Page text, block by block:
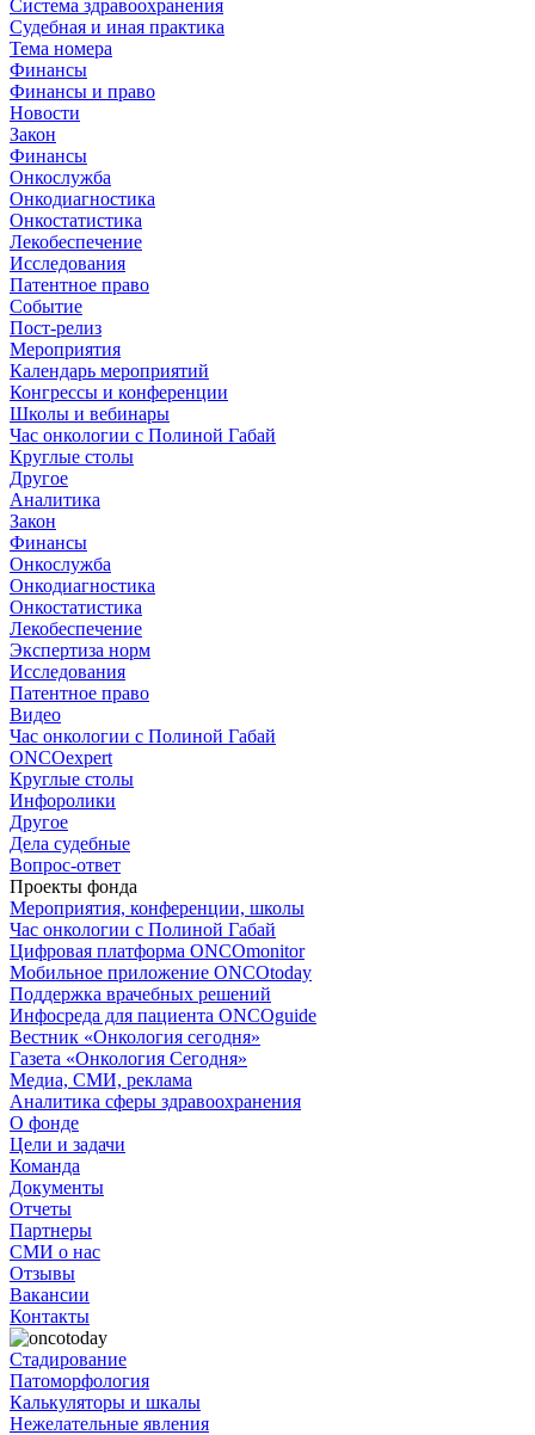
Система здравоохранения
Судебная и иная практика
Тема номера
Финансы
Финансы и право
Новости
Закон
Финансы
Онкослужба
Онкодиагностика
Онкостатистика
Лекобеспечение
Исследования
Патентное право
Событие
Пост-релиз
Мероприятия
Календарь мероприятий
Конгрессы и конференции
Школы и вебинары
Час онкологии с Полиной Габай
Круглые столы
Другое
Аналитика
Закон
Финансы
Онкослужба
Онкодиагностика
Онкостатистика
Лекобеспечение
Экспертиза норм
Исследования
Патентное право
Видео
Час онкологии с Полиной Габай
ONCOexpert
Круглые столы
Инфоролики
Другое
Дела судебные
Вопрос-ответ
Проекты фонда
Мероприятия, конференции, школы
Час онкологии с Полиной Габай
Цифровая платформа ONCOmonitor
Мобильное приложение ONCOtoday
Поддержка врачебных решений
Инфосреда для пациента ONCOguide
Вестник «Онкология сегодня»
Газета «Онкология Сегодня»
Медиа, СМИ, реклама
Аналитика сферы здравоохранения
О фонде
Цели и задачи
Команда
Документы
Отчеты
Партнеры
СМИ о нас
Отзывы
Вакансии
Контакты
Стадирование
Патоморфология
Калькуляторы и шкалы
Нежелательные явления